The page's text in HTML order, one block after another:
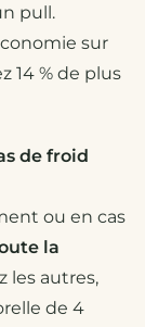
pull.
sur
14 % de plus
de froid
ou en cas
la
les autres,
de 4